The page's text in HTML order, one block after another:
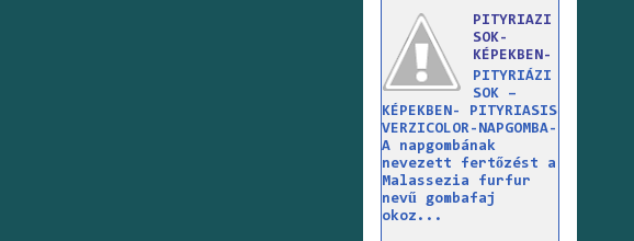
PITYRIAZI
SOK-
KÉPEKBEN-
PITYRIÁZI
SOK –
KÉPEKBEN- PITYRIASIS
VERZICOLOR-NAPGOMBA-
A napgombának
nevezett fertőzést a
Malassezia furfur
nevű gombafaj
okoz...